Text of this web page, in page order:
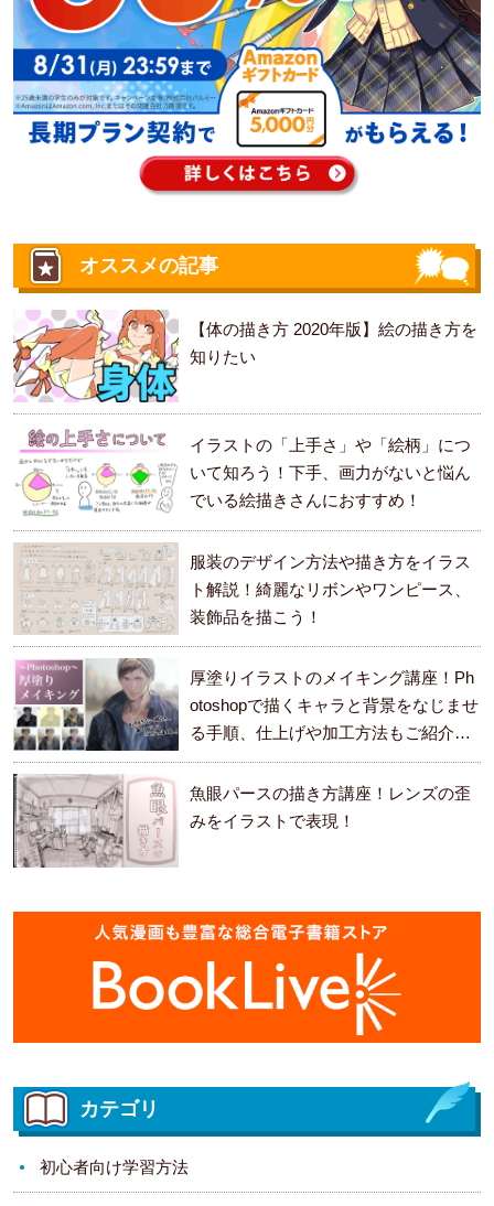
オススメの記事
【体の描き方 2020年版】絵の描き方を
知りたい
イラストの「上手さ」や「絵柄」につ
いて知ろう！下手、画力がないと悩ん
でいる絵描きさんにおすすめ！
服装のデザイン方法や描き方をイラス
ト解説！綺麗なリボンやワンピース、
装飾品を描こう！
厚塗りイラストのメイキング講座！Ph
otoshopで描くキャラと背景をなじませ
る手順、仕上げや加工方法もご紹介し
ます。
魚眼パースの描き方講座！レンズの歪
みをイラストで表現！
カテゴリ
初心者向け学習方法